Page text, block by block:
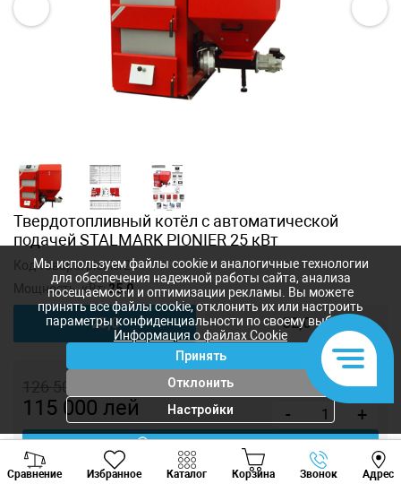
Твердотопливный котёл с автоматической
подачей STALMARK PIONIER 25 кВт
Код товара:pionier25
Мощность, кВт:25,0
25,0 32,0
126 500
115 000 лей - +
Купить в 1 клик
Сравнение Избранное Каталог Корзина Звонок Адрес
Viber Whatsapp
Мы используем файлы cookie и аналогичные технологии
для обеспечения надежной работы сайта, анализа
посещаемости и оптимизации рекламы. Вы можете
принять все файлы cookie, отклонить их или настроить
параметры конфиденциальности по своему выбору.
Информация о файлах Cookie
Принять
Отклонить
Настройки